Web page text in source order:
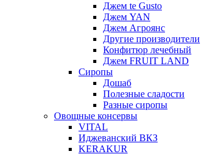
Джем te Gusto
Джем YAN
Джем Агроянс
Другие производители
Конфитюр лечебный
Джем FRUIT LAND
Сиропы
Дошаб
Полезные сладости
Разные сиропы
Овощные консервы
VITAL
Иджеванский ВКЗ
KERAKUR